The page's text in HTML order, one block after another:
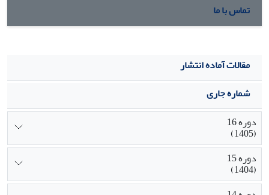
تماس با ما
مقالات آماده انتشار
شماره جاری
دوره 16
(1405)
دوره 15
(1404)